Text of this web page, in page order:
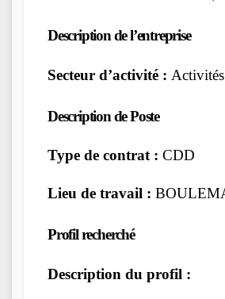
Description de l’entreprise
Secteur d’activité :
Description de Poste
Type de contrat : CDD
Lieu de travail :
Profil recherché
Description du profil :